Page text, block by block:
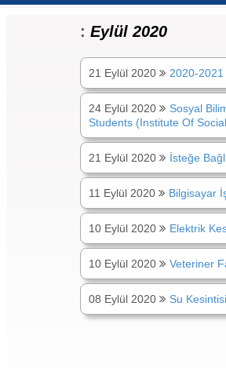
: Eylül 2020
21 Eylül 2020 2020-2021
24 Eylül 2020
Sosyal
Students (Institute Of
21 Eylül 2020 İsteğe
11 Eylül 2020 Bilgisayar
10 Eylül 2020 Elektrik
10 Eylül 2020 Veteriner
08 Eylül 2020 Su Kesintisi